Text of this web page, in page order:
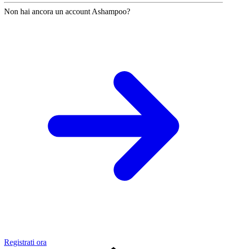
Non hai ancora un account Ashampoo?
Registrati ora